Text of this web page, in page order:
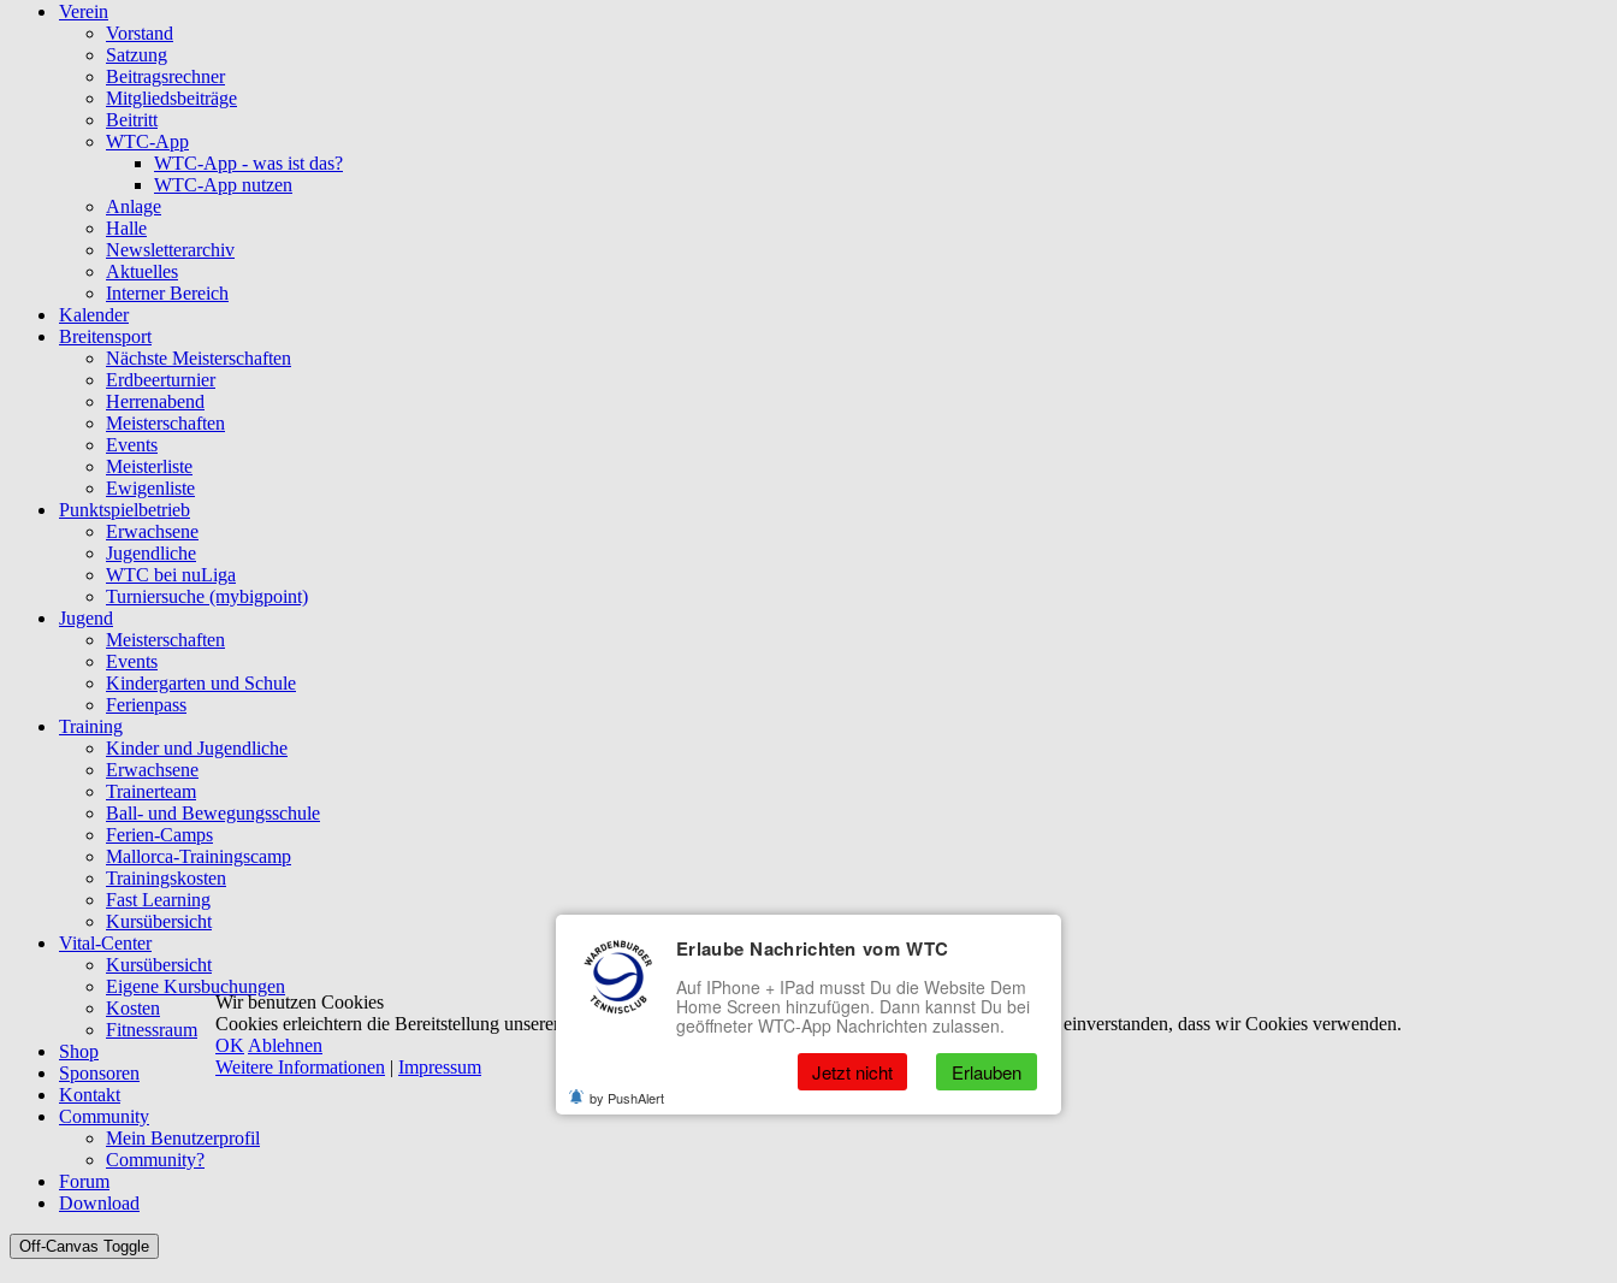
Verein
Vorstand
Satzung
Beitragsrechner
Mitgliedsbeiträge
Beitritt
WTC-App
WTC-App - was ist das?
WTC-App nutzen
Anlage
Halle
Newsletterarchiv
Aktuelles
Interner Bereich
Kalender
Breitensport
Nächste Meisterschaften
Erdbeerturnier
Herrenabend
Meisterschaften
Events
Meisterliste
Ewigenliste
Punktspielbetrieb
Erwachsene
Jugendliche
WTC bei nuLiga
Turniersuche (mybigpoint)
Jugend
Meisterschaften
Events
Kindergarten und Schule
Ferienpass
Training
Kinder und Jugendliche
Erwachsene
Trainerteam
Ball- und Bewegungsschule
Ferien-Camps
Mallorca-Trainingscamp
Trainingskosten
Fast Learning
Kursübersicht
Vital-Center
Kursübersicht
Eigene Kursbuchungen
Kosten
Fitnessraum
Shop
Sponsoren
Kontakt
Community
Mein Benutzerprofil
Community?
Forum
Download
Off-Canvas Toggle
Wir benutzen Cookies
Cookies erleichtern die Bereitstellung unserer Dienste. Mit der Nutzung unserer Dienste erklärst Du Dich damit einverstanden, dass wir Cookies verwenden.
OK Ablehnen
Weitere Informationen | Impressum
Erlaube Nachrichten vom WTC
Auf IPhone + IPad musst Du die Website Dem
Home Screen hinzufügen. Dann kannst Du bei
geöffneter WTC-App Nachrichten zulassen.
Jetzt nicht Erlauben
by PushAlert